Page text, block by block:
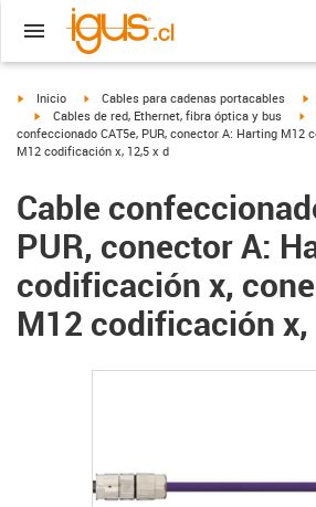
igus-icon-arrow-right
Inicio igus-icon-arrow-right
Cables para cadenas portacables
igus-icon-arrow-right
Cables de red, Ethernet, fibra óptica y bus
confeccionado CAT5e, PUR, conector A: Harting M12
M12 codificación x, 12,5 x d
Cable
PUR, conector A:
codificación x,
M12 codificación x,